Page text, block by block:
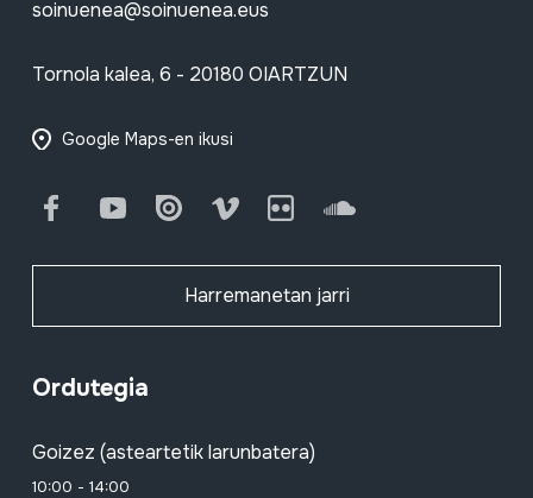
soinuenea@soinuenea.eus
Tornola kalea, 6 - 20180 OIARTZUN
Google Maps-en ikusi
FacebookYoutube Issuu Vimeo Flickr SoundCloud
Harremanetan jarri
Ordutegia
Goizez (asteartetik larunbatera)
10:00 - 14:00